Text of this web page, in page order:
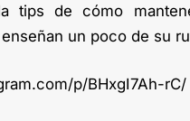
tips de cómo
un poco de su
p/BHxgI7Ah-rC/